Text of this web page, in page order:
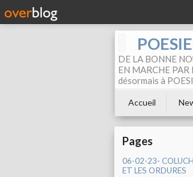
DE LA BONNE
EN MARCHE PAR
désormais à
Accueil
Pages
06-02-23-
ET LES ORDURES